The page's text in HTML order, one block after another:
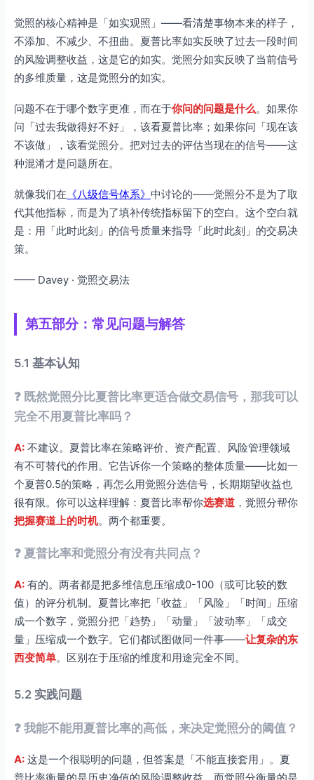
觉照的核心精神是「如实观照」——看清楚事物本来的样子，
不添加、不减少、不扭曲。夏普比率如实反映了过去一段时间
的风险调整收益，这是它的如实。觉照分如实反映了当前信号
的多维质量，这是觉照分的如实。
问题不在于哪个数字更准，而在于你问的问题是什么。如果你
问「过去我做得好不好」，该看夏普比率；如果你问「现在该
不该做」，该看觉照分。把对过去的评估当现在的信号——这
种混淆才是问题所在。
就像我们在 《八级信号体系》 中讨论的——觉照分不是为了取
代其他指标，而是为了填补传统指标留下的空白。这个空白就
是：用「此时此刻」的信号质量来指导「此时此刻」的交易决
策。
—— Davey · 觉照交易法
第五部分：常见问题与解答
5.1 基本认知
❓ 既然觉照分比夏普比率更适合做交易信号，那我可以
完全不用夏普比率吗？
A: 不建议。夏普比率在策略评价、资产配置、风险管理领域
有不可替代的作用。它告诉你一个策略的整体质量——比如一
个夏普0.5的策略，再怎么用觉照分选信号，长期期望收益也
很有限。你可以这样理解：夏普比率帮你选赛道 ，觉照分帮你
把握赛道上的时机。两个都重要。
❓ 夏普比率和觉照分有没有共同点？
A: 有的。两者都是把多维信息压缩成0-100（或可比较的数
值）的评分机制。夏普比率把「收益」「风险」「时间」压缩
成一个数字，觉照分把「趋势」「动量」「波动率」「成交
量」压缩成一个数字。它们都试图做同一件事——让复杂的东
西变简单。区别在于压缩的维度和用途完全不同。
5.2 实践问题
❓ 我能不能用夏普比率的高低，来决定觉照分的阈值？
A: 这是一个很聪明的问题，但答案是「不能直接套用」。夏